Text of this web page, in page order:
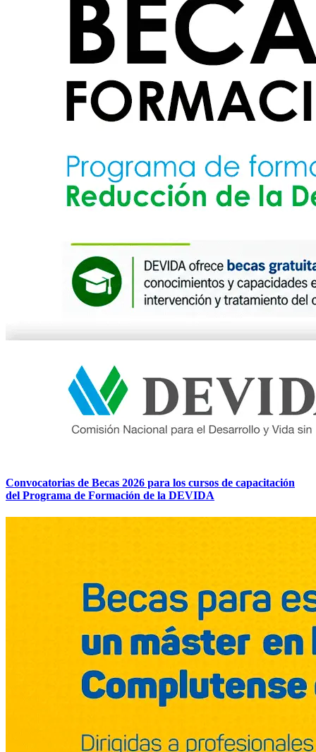
Convocatorias de Becas 2026 para los cursos de capacitación
del Programa de Formación de la DEVIDA